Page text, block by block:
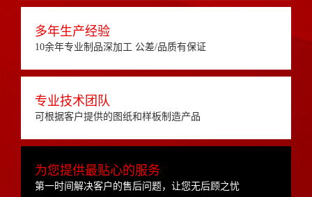
多年生产经验
10余年专业制品深加工 公差/品质有保证
专业技术团队
可根据客户提供的图纸和样板制造产品
为您提供最贴心的服务
第一时间解决客户的售后问题，让您无后顾之忧